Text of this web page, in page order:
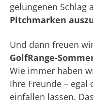
gelungenen Schlag
Pitchmarken
Und dann freuen
GolfRange-
Wie immer haben
Ihre Freunde –
einfallen lassen.